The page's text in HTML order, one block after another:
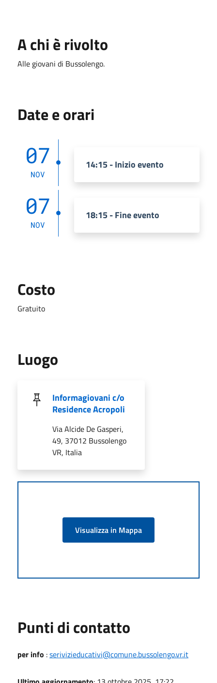
A chi è rivolto
Alle giovani di Bussolengo.
Date e orari
07
NOV
14:15 - Inizio evento
07
NOV
18:15 - Fine evento
Costo
Gratuito
Luogo
Informagiovani c/o
Residence Acropoli
Via Alcide De Gasperi,
49, 37012 Bussolengo
VR, Italia
Visualizza in Mappa
Punti di contatto
per info :serivizieducativi@comune.bussolengo.vr.it